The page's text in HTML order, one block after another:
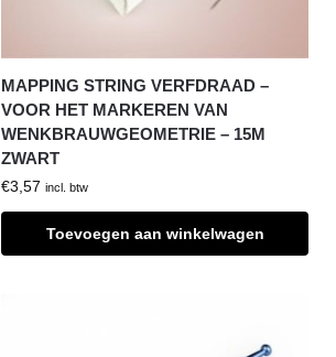
MAPPING STRING VERFDRAAD –
VOOR HET MARKEREN VAN
WENKBRAUWGEOMETRIE – 15M
ZWART
€3,57 incl. btw
Toevoegen aan winkelwagen